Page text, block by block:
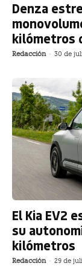
Denza
kilómetros
Redacción - 30 de
El Kia EV2
su
kilómetros
Redacción - 29 de